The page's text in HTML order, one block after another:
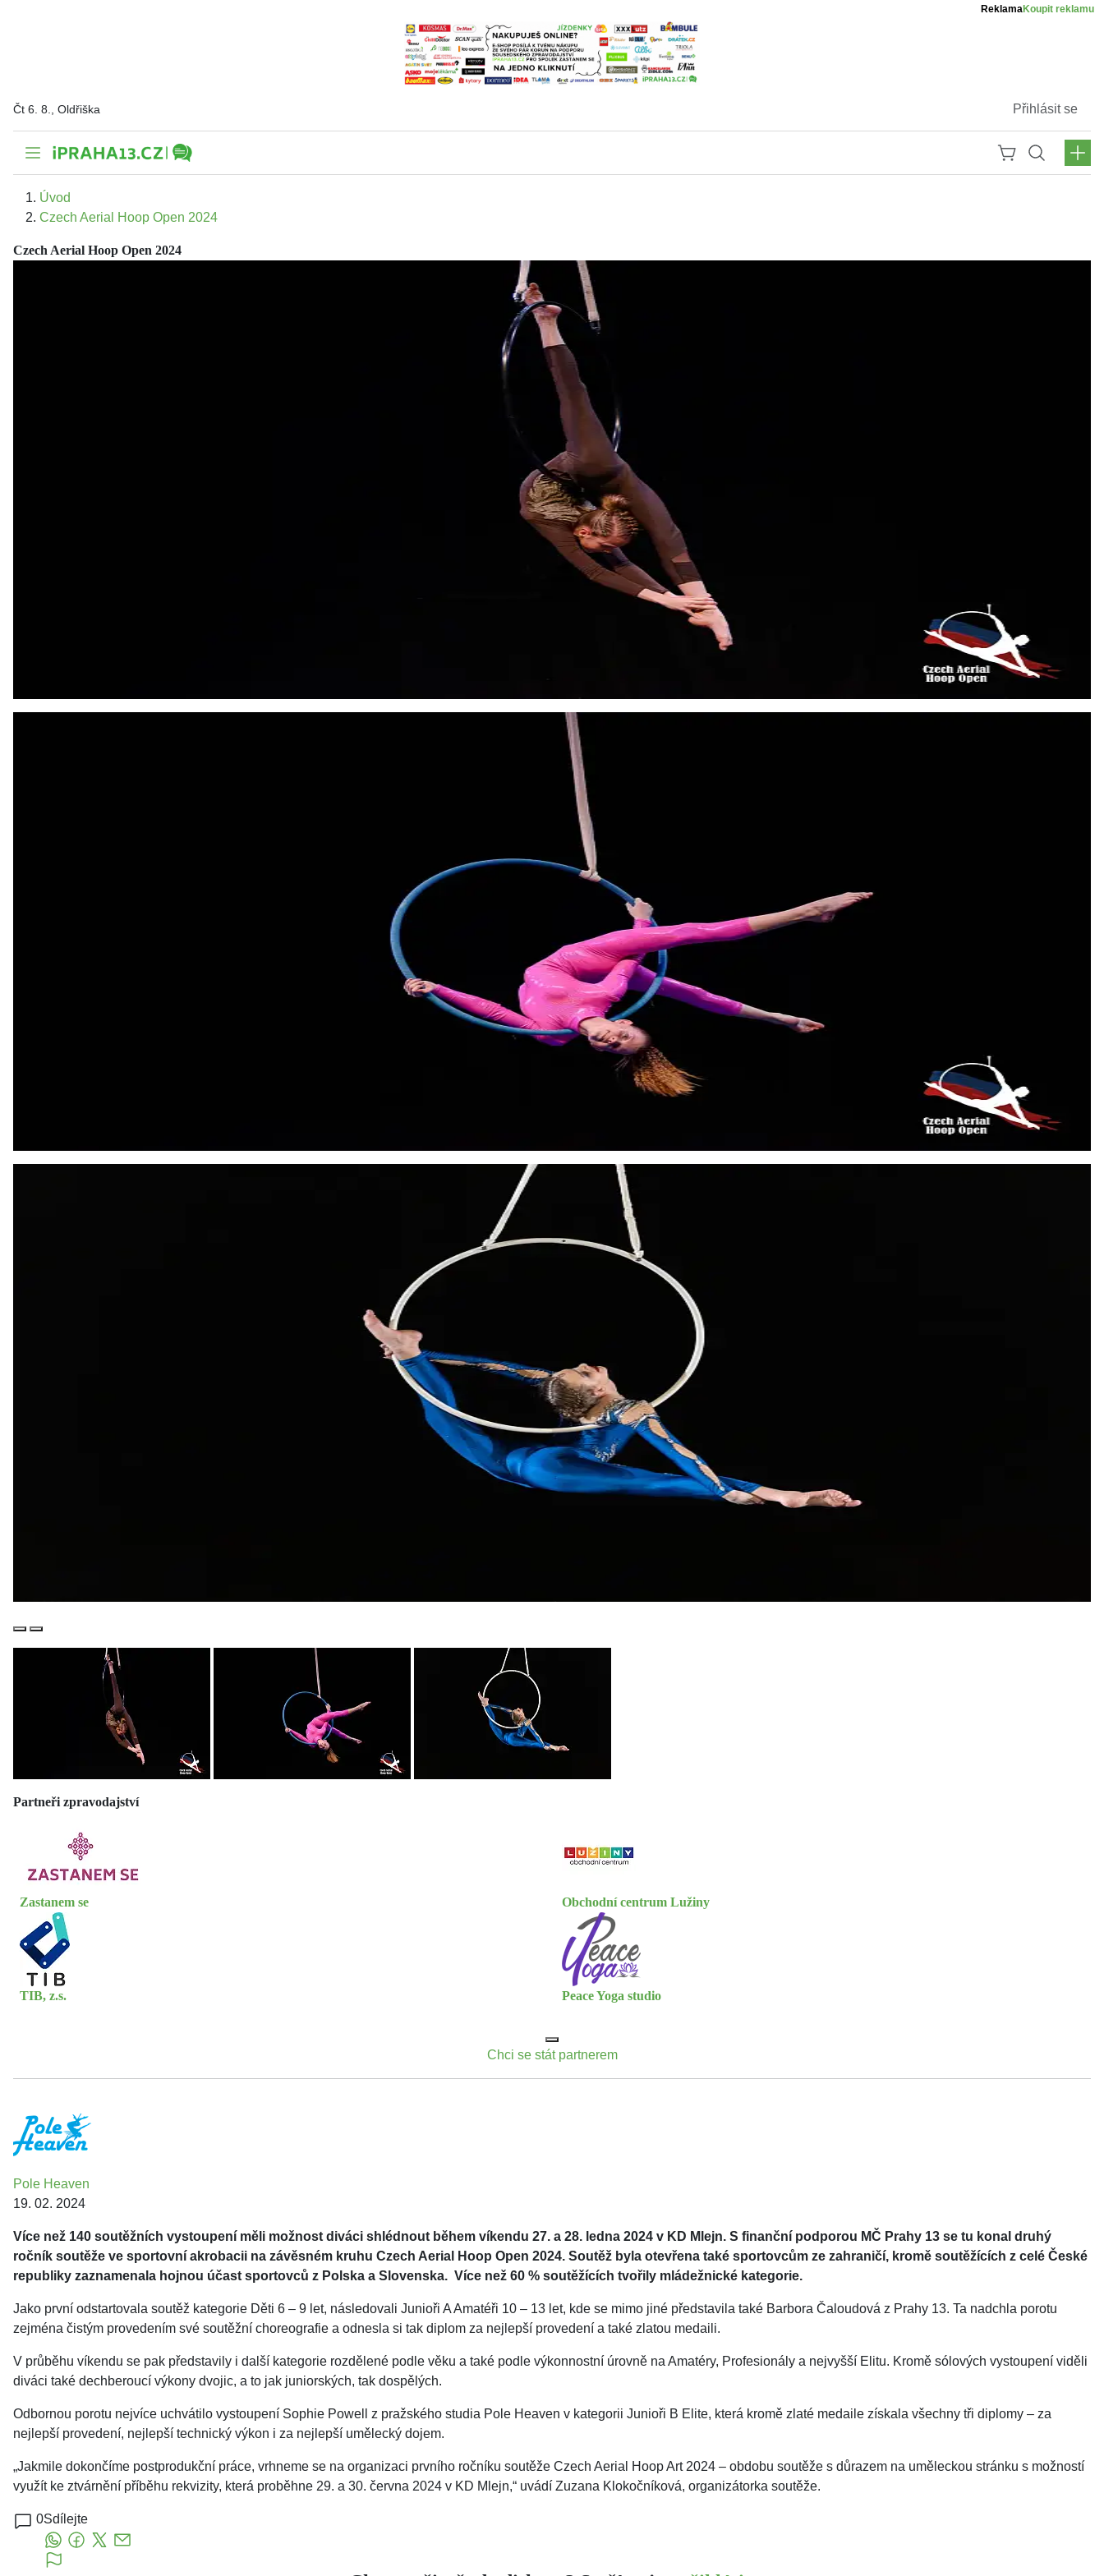
ReklamaKoupit reklamu
Čt 6. 8., Oldřiška Přihlásit se
Úvod
Czech Aerial Hoop Open 2024
Czech Aerial Hoop Open 2024
Partneři zpravodajství
Zastanem se Obchodní centrum Lužiny
TIB, z.s. Peace Yoga studio
Chci se stát partnerem
Pole Heaven
19. 02. 2024
Více než 140 soutěžních vystoupení měli možnost diváci shlédnout během víkendu 27. a 28. ledna 2024 v KD Mlejn. S finanční podporou MČ Prahy 13 se tu konal druhý
ročník soutěže ve sportovní akrobacii na závěsném kruhu Czech Aerial Hoop Open 2024. Soutěž byla otevřena také sportovcům ze zahraničí, kromě soutěžících z celé České
republiky zaznamenala hojnou účast sportovců z Polska a Slovenska. Více než 60 % soutěžících tvořily mládežnické kategorie.
Jako první odstartovala soutěž kategorie Děti 6 – 9 let, následovali Junioři A Amatéři 10 – 13 let, kde se mimo jiné představila také Barbora Čaloudová z Prahy 13. Ta nadchla porotu
zejména čistým provedením své soutěžní choreografie a odnesla si tak diplom za nejlepší provedení a také zlatou medaili.
V průběhu víkendu se pak představily i další kategorie rozdělené podle věku a také podle výkonnostní úrovně na Amatéry, Profesionály a nejvyšší Elitu. Kromě sólových vystoupení viděli
diváci také dechberoucí výkony dvojic, a to jak juniorských, tak dospělých.
Odbornou porotu nejvíce uchvátilo vystoupení Sophie Powell z pražského studia Pole Heaven v kategorii Junioři B Elite, která kromě zlaté medaile získala všechny tři diplomy – za
nejlepší provedení, nejlepší technický výkon i za nejlepší umělecký dojem.
„Jakmile dokončíme postprodukční práce, vrhneme se na organizaci prvního ročníku soutěže Czech Aerial Hoop Art 2024 – obdobu soutěže s důrazem na uměleckou stránku s možností
využít ke ztvárnění příběhu rekvizity, která proběhne 29. a 30. června 2024 v KD Mlejn,“ uvádí Zuzana Klokočníková, organizátorka soutěže.
0Sdílejte